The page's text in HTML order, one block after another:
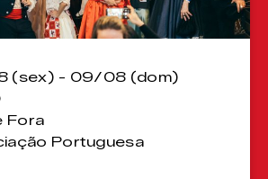
(sex) - 09/08 (dom)
Fora
Portuguesa